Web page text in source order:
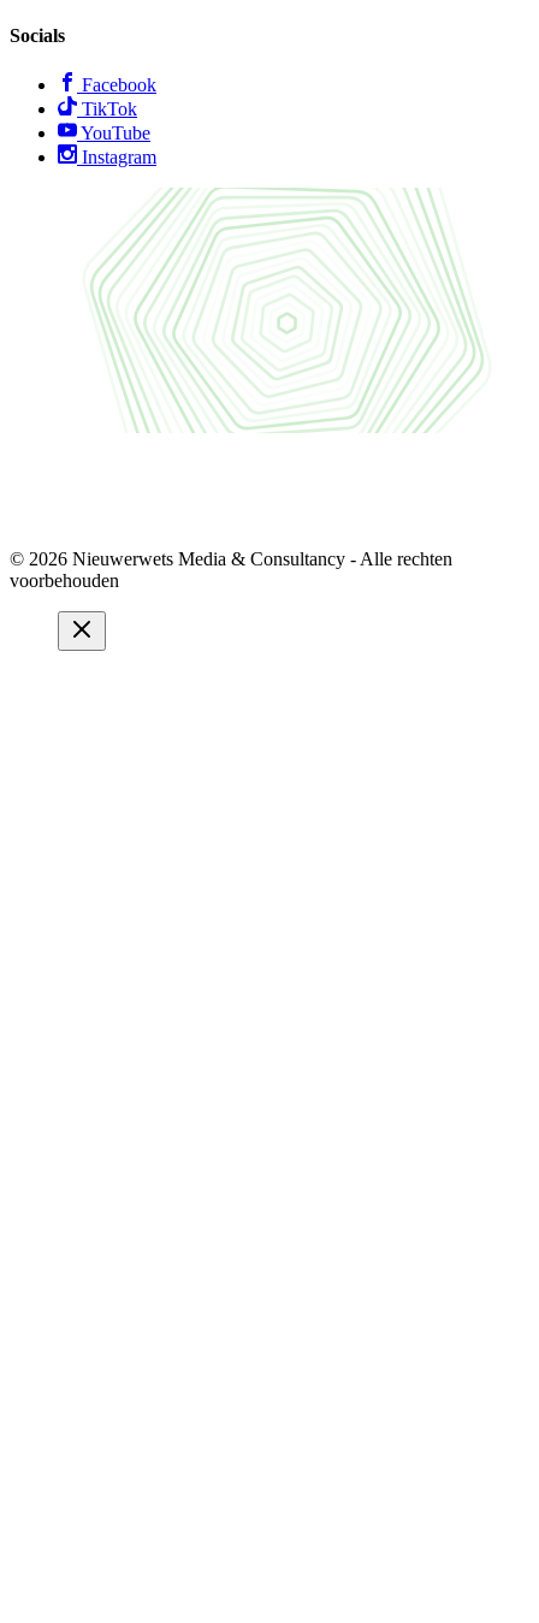
Socials
Facebook
TikTok
YouTube
Instagram
© 2026 Nieuwerwets Media & Consultancy - Alle rechten
voorbehouden